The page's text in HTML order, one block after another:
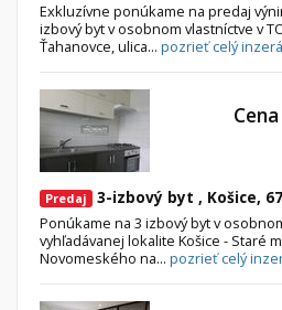
Exkluzívne ponúkame na predaj
izbový byt v osobnom vlastníctve v
Ťahanovce, ulica... pozrieť celý
Predaj 3-izbový byt , Košice,
Ponúkame na 3 izbový byt v
vyhľadávanej lokalite Košice - Staré
Novomeského na... pozrieť celý